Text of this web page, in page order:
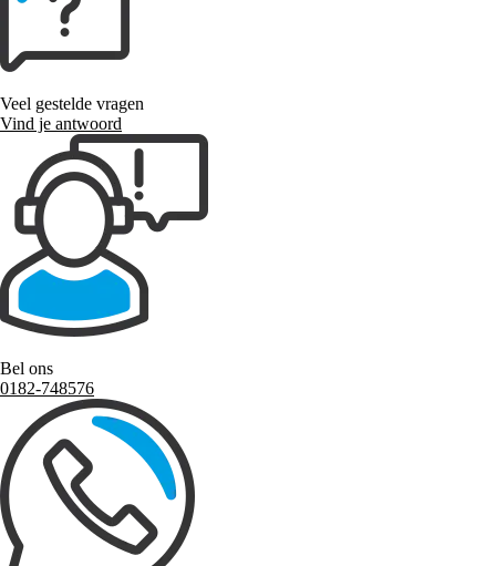
Veel gestelde vragen
Vind je antwoord
Bel ons
0182-748576